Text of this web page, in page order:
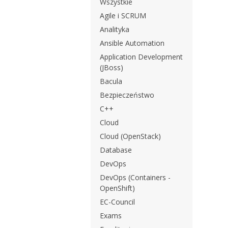
Agile i SCRUM
Analityka
Ansible Automation
Application Development
(JBoss)
Bacula
Bezpieczeństwo
C++
Cloud
Cloud (OpenStack)
Database
DevOps
DevOps (Containers -
OpenShift)
EC-Council
Exams